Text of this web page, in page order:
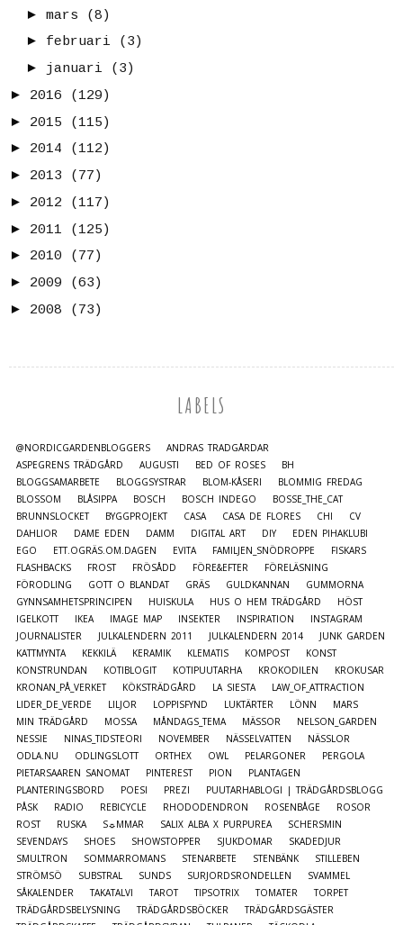
► mars
(8)
► februari
(3)
► januari
(3)
► 2016
(129)
► 2015
(115)
► 2014
(112)
► 2013
(77)
► 2012
(117)
► 2011
(125)
► 2010
(77)
► 2009
(63)
► 2008 (73)
LABELS
@NORDICGARDENBLOGGERS
ANDRAS TRÄDGÅRDAR
ASPEGRENS TRÄDGÅRD
AUGUSTI BED OF ROSES
BH
BLOGGSAMARBETE
BLOGGSYSTRAR BLOM-KÅSERI
BLOMMIG FREDAG
BLOSSOM
BLÅSIPPA BOSCH BOSCH INDEGO
BOSSE_THE_CAT
BRUNNSLOCKET
BYGGPROJEKT CASA CASA DE FLORES CHI
CV
DAHLIOR
DAME EDEN DAMM DIGITAL ART DIY
EDEN PIHAKLUBI
EGO
ETT.OGRÄS.OM.DAGEN EVITA FAMILJEN_SNÖDROPPE
FISKARS
FLASHBACKS
FROST FRÖSÅDD FÖRE&EFTER
FÖRELÄSNING
FÖRODLING
GOTT O BLANDAT GRÄS GULDKANNAN
GUMMORNA
GYNNSAMHETSPRINCIPEN
HUISKULA HUS O HEM TRÄDGÅRD
HÖST
IGELKOTT
IKEA IMAGE MAP INSEKTER INSPIRATION
INSTAGRAM
JOURNALISTER
JULKALENDERN 2011 JULKALENDERN 2014
JUNK GARDEN
KATTMYNTA
KEKKILÄ KERAMIK KLEMATIS KOMPOST
KONST
KONSTRUNDAN
KOTIBLOGIT KOTIPUUTARHA KROKODILEN
KROKUSAR
KRONAN_PÅ_VERKET
KÖKSTRÄDGÅRD LA SIESTA
LAW_OF_ATTRACTION
LIDER_DE_VERDE
LILJOR LOPPISFYND LUKTÄRTER LÖNN
MARS
MIN TRÄDGÅRD
MOSSA MÅNDAGS_TEMA MÄSSOR
NELSON_GARDEN
NESSIE
NINAS_TIDSTEORI NOVEMBER NÄSSELVATTEN
NÄSSLOR
ODLA.NU
ODLINGSLOTT ORTHEX OWL PELARGONER
PERGOLA
PIETARSAAREN SANOMAT
PINTEREST PION
PLANTAGEN
PLANTERINGSBORD
POESI PREZI
PUUTARHABLOGI | TRÄDGÅRDSBLOGG
PÅSK
RADIO REBICYCLE RHODODENDRON ROSENBÅGE
ROSOR
ROST
RUSKA S☼MMAR SALIX ALBA X PURPUREA
SCHERSMIN
SEVENDAYS
SHOES SHOWSTOPPER SJUKDOMAR
SKADEDJUR
SMULTRON
SOMMARROMANS STENARBETE STENBÄNK
STILLEBEN
STRÖMSÖ
SUBSTRAL SUNDS SURJORDSRONDELLEN
SVAMMEL
SÅKALENDER
TAKATALVI TAROT TIPSOTRIX TOMATER
TORPET
TRÄDGÅRDSBELYSNING
TRÄDGÅRDSBÖCKER
TRÄDGÅRDSGÄSTER